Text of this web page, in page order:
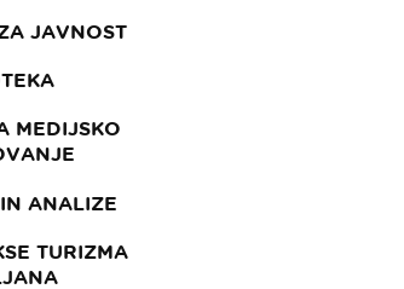
JAVNOST
MEDIJSKO
ANALIZE
TURIZMA